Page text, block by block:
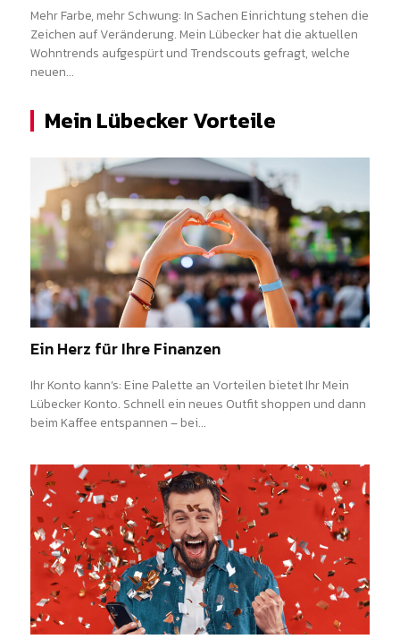
Mehr Farbe, mehr Schwung: In Sachen Einrichtung stehen die
Zeichen auf Veränderung. Mein Lübecker hat die aktuellen
Wohntrends aufgespürt und Trendscouts gefragt, welche
neuen...
Mein Lübecker Vorteile
Ein Herz für Ihre Finanzen
Ihr Konto kann’s: Eine Palette an Vorteilen bietet Ihr Mein
Lübecker Konto. Schnell ein neues Outfit shoppen und dann
beim Kaffee entspannen – bei...